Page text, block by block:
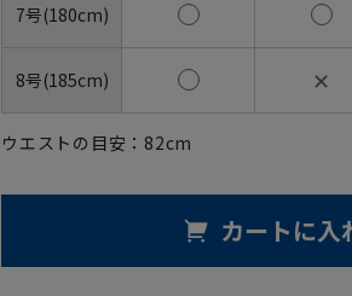
7号(180cm)
8号(185cm) ✕
ウエストの目安： 82cm
カートに入